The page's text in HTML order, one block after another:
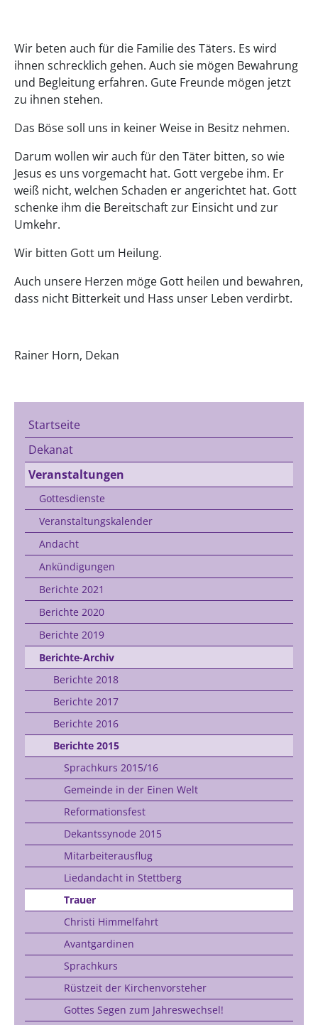
Wir beten auch für die Familie des Täters. Es wird
ihnen schrecklich gehen. Auch sie mögen Bewahrung
und Begleitung erfahren. Gute Freunde mögen jetzt
zu ihnen stehen.
Das Böse soll uns in keiner Weise in Besitz nehmen.
Darum wollen wir auch für den Täter bitten, so wie
Jesus es uns vorgemacht hat. Gott vergebe ihm. Er
weiß nicht, welchen Schaden er angerichtet hat. Gott
schenke ihm die Bereitschaft zur Einsicht und zur
Umkehr.
Wir bitten Gott um Heilung.
Auch unsere Herzen möge Gott heilen und bewahren,
dass nicht Bitterkeit und Hass unser Leben verdirbt.
Rainer Horn, Dekan
Startseite
Dekanat
Veranstaltungen
Gottesdienste
Veranstaltungskalender
Andacht
Ankündigungen
Berichte 2021
Berichte 2020
Berichte 2019
Berichte-Archiv
Berichte 2018
Berichte 2017
Berichte 2016
Berichte 2015
Sprachkurs 2015/16
Gemeinde in der Einen Welt
Reformationsfest
Dekantssynode 2015
Mitarbeiterausflug
Liedandacht in Stettberg
Trauer
Christi Himmelfahrt
Avantgardinen
Sprachkurs
Rüstzeit der Kirchenvorsteher
Gottes Segen zum Jahreswechsel!